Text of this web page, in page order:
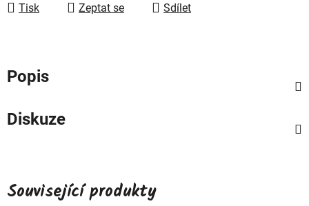
Tisk Zeptat se Sdílet
Popis
Diskuze
Související produkty